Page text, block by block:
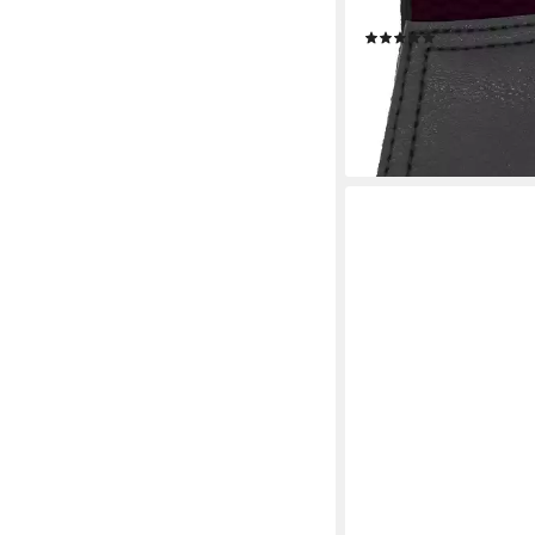
Clipverschluss,
(100)
25,90 €
lieferbar - in 3-4
+13